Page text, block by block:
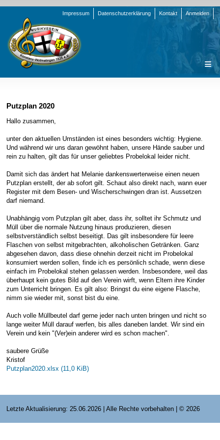
Navigation
Impressum Datenschutzerklärung Kontakt Anmelden
Verein
Vorstand
Team Jugend
Funktionsträger
Formulare
Orchester
Stammorchester
Jugendkapelle
Nachrichten
Startseite
Jugendkapelle
Interne Infos
E-Mail Strato
HiDrive Strato
Termine
Jahr 2000 - 2004
Jahr 2005 - 2009
Jahr 2015 - 2019
Jahr 2020 bis
Geschichte
Bilder
Jugendausbildung
Vorstände
Dirigenten
Sponsoren
Putzplan 2020
Hallo zusammen,
unter den aktuellen Umständen ist eines besonders wichtig: Hygiene.
Und während wir uns daran gewöhnt haben, unsere Hände sauber und
rein zu halten, gilt das für unser geliebtes Probelokal leider nicht.
Damit sich das ändert hat Melanie dankenswerterweise einen neuen
Putzplan erstellt, der ab sofort gilt. Schaut also direkt nach, wann euer
Register mit dem Besen- und Wischerschwingen dran ist. Aussetzen
darf niemand.
Unabhängig vom Putzplan gilt aber, dass ihr, solltet ihr Schmutz und
Müll über die normale Nutzung hinaus produzieren, diesen
selbstverständlich selbst beseitigt. Das gilt insbesondere für leere
Flaschen von selbst mitgebrachten, alkoholischen Getränken. Ganz
abgesehen davon, dass diese ohnehin derzeit nicht im Probelokal
konsumiert werden sollen, finde ich es persönlich schade, wenn diese
einfach im Probelokal stehen gelassen werden. Insbesondere, weil das
überhaupt kein gutes Bild auf den Verein wirft, wenn Eltern ihre Kinder
zum Unterricht bringen. Es gilt also: Bringst du eine eigene Flasche,
nimm sie wieder mit, sonst bist du eine.
Auch volle Müllbeutel darf gerne jeder nach unten bringen und nicht so
lange weiter Müll darauf werfen, bis alles daneben landet. Wir sind ein
Verein und kein "(Ver)ein anderer wird es schon machen".
saubere Grüße
Kristof
Putzplan2020.xlsx (11,0 KiB)
Letzte Aktualisierung: 25.06.2026 | Alle Rechte vorbehalten | © 2026